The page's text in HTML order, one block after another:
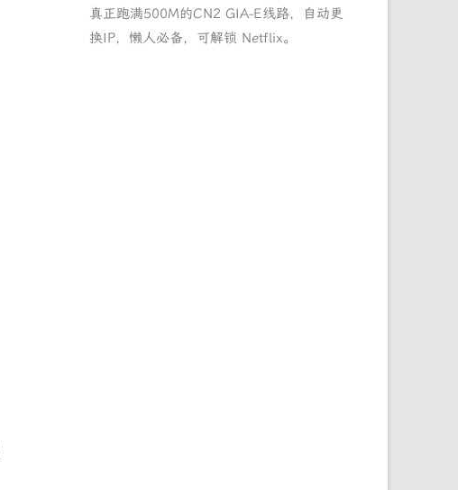
真正跑满500M的CN2 GIA-E线路，自动更
换IP，懒人必备，可解锁 Netflix。